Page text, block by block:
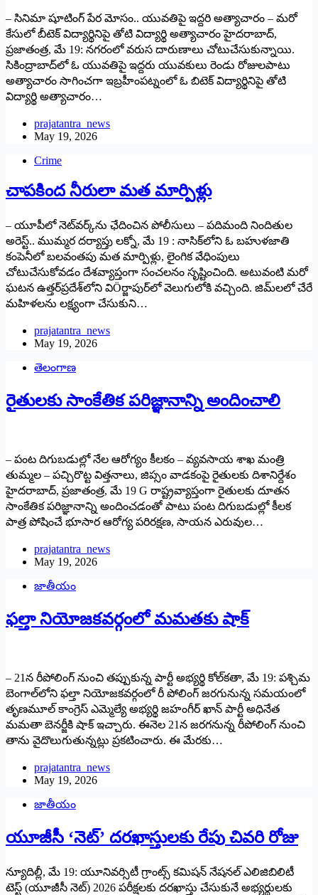
– సినిమా షూటింగ్ పేర మోసం.. యువతిపై ఇద్దరి అత్యాచారం – మరో
కేసులో బీటెక్ విద్యార్థినిపై తోటి విద్యార్థి అత్యాచారం హైదరాబాద్,
ప్రజాతంత్ర, మే 19: నగరంలో వ‌రుస దారుణాలు చోటుచేసుకున్నాయి.
సికింద్రాబాద్‌లో ఓ యువతిపై ఇద్దరు యువకులు రెండు రోజులపాటు
అత్యాచారం సాగించగా ఇబ్రహీంపట్నంలో ఓ బిటెక్ విద్యార్థినిపై తోటి
విద్యార్థి అత్యాచారం…
prajatantra_news
May 19, 2026
Crime
చాపకింద నీరులా మత మార్పిళ్లు
– యూపీలో నెట్‌వర్క్‌ను ఛేదించిన పోలీసులు – పదిమంది నిందితుల
అరెస్ట్.. ముమ్మర దర్యాప్తు లక్నో, మే 19 : నాసిక్‌లోని ఓ బహుళజాతి
కంపెనీలో బలవంతపు మత మార్పిళ్లు, లైంగిక వేధింపులు
చోటుచేసుకోవడం దేశవ్యాప్తంగా సంచలనం సృష్టించింది. అటువంటి మరో
ఘటన ఉత్తర్‌ప్రదేశ్‌లోని విÖర్జాపుర్‌లో వెలుగులోకి వచ్చింది. జిమ్‌లలో చేరే
మహిళలను లక్ష్యంగా చేసుకుని…
prajatantra_news
May 19, 2026
తెలంగాణ
రైతులకు సాంకేతిక పరిజ్ఞానాన్ని అందించాలి
– పంట దిగుబడుల్లో నేల ఆరోగ్యం కీలకం – వ్య‌వ‌సాయ శాఖ మంత్రి
తుమ్మల – పచ్చిరొట్ట విత్తనాలు, జిప్సం వాడకంపై రైతులకు దిశానిర్దేశం
హైదరాబాద్, ప్రజాతంత్ర, మే 19 G రాష్ట్రవ్యాప్తంగా రైతులకు దూతన
సాంకేతిక పరిజ్ఞానాన్ని అందించడంతో పాటు పంట దిగుబడుల్లో కీలక
పాత్ర పోషించే భూసార ఆరోగ్య పరిరక్షణ, సాయన ఎరువుల…
prajatantra_news
May 19, 2026
జాతీయం
ఫల్తా నియోజకవర్గంలో మమతకు షాక్
– 21న రీపోలింగ్ నుంచి తప్పుకున్న పార్టీ అభ్యర్థి కోల్‌కతా, మే 19: పశ్చిమ
బెంగాల్‌లోని ఫల్తా నియోజకవర్గంలో రీ పోలింగ్ జరగునున్న సమయంలో
తృణమూల్ కాంగ్రెస్ ఎమ్మెల్యే అభ్యర్థి జహంగీర్ ఖాన్ పార్టీ అధినేత
మమతా బెనర్జీకి షాక్ ఇచ్చారు. ఈనెల 21న జరగనున్న రీపోలింగ్ నుంచి
తాను వైదొలుగుతున్నట్లు ప్రకటించారు. ఈ మేరకు…
prajatantra_news
May 19, 2026
జాతీయం
యూజీసీ ‘నెట్‌’ దరఖాస్తులకు రేపు చివరి రోజు
న్యూదిల్లీ, మే 19: యూనివర్సిటీ గ్రాంట్స్ కమిషన్ నేషనల్ ఎలిజిబిలిటీ
టెస్ట్ (యూజీసీ నెట్) 2026 పరీక్షలకు దరఖాస్తు చేసుకునే అభ్యర్థులకు